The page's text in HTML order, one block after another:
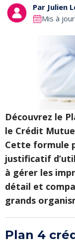
Par Julien
Mis à
Découvrez le
le Crédit
Cette formule
justificatif
à gérer les
détail et
grands
Plan 4